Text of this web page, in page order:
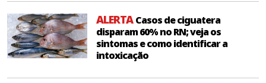
ALERTACasos de ciguatera
disparam 60% no RN; veja os
sintomas e como identificar a
intoxicação